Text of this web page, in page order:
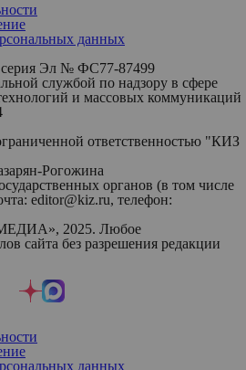
данных
Эл № ФС77-87499
службой по надзору в сфере
и массовых коммуникаций
ответственностью "КИЗ
Рогожина
органов (в том числе
editor@kiz.ru, телефон:
2025. Любое
сайта без разрешения редакции
данных